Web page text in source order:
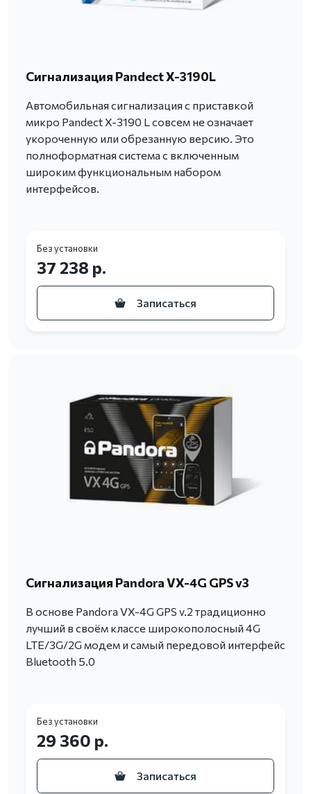
Сигнализация Pandect X-3190L
Автомобильная сигнализация с приставкой
микро Pandect X-3190 L совсем не означает
укороченную или обрезанную версию. Это
полноформатная система с включенным
широким функциональным набором
интерфейсов.
Без установки
37 238 р.
Записаться
Сигнализация Pandora VX-4G GPS v3
В основе Pandora VX-4G GPS v.2 традиционно
лучший в своём классе широкополосный 4G
LTE/3G/2G модем и самый передовой интерфейс
Bluetooth 5.0
Без установки
29 360 р.
Записаться